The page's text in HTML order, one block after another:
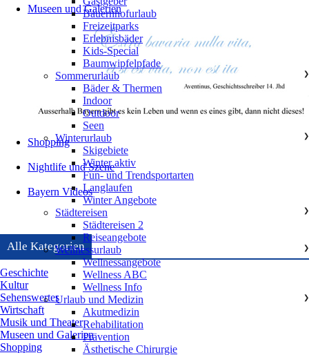
Museen und Galerien
Shopping
Nightlife und Szene
Bayern Videos
Alle Kategorien
Geschichte
Kultur
Sehenswertes
Wirtschaft
Musik und Theater
Museen und Galerien
Shopping
Bauernhofurlaub
Freizeitparks
Erlebnisbäder
Kids-Special
Baumwipfelpfade
Sommerurlaub
❯
Bäder & Thermen
Indoor
Outdoor
Seen
Winterurlaub
❯
Skigebiete
Winter aktiv
Fun- und Trendsportarten
Langlaufen
Winter Angebote
Städtereisen
❯
Städtereisen 2
Reiseangebote
Wellnessurlaub
❯
Wellnessangebote
Wellness ABC
Wellness Info
Urlaub und Medizin
❯
Akutmedizin
Rehabilitation
Prävention
Ästhetische Chirurgie